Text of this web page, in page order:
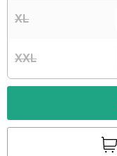
XL
XXL